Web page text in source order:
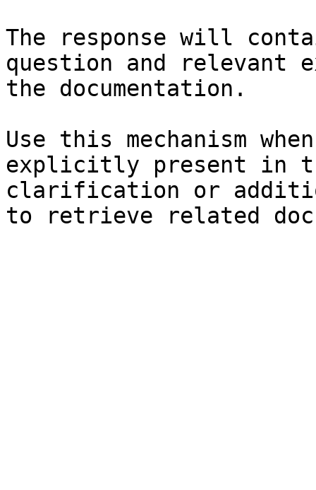
The response will
question and relevant
the documentation.
Use this mechanism
explicitly present in
clarification or